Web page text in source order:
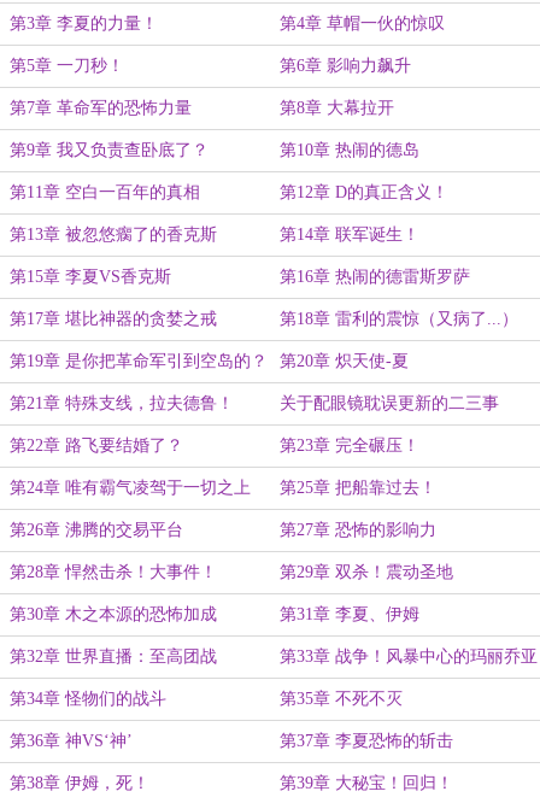
第3章 李夏的力量！ 第4章 草帽一伙的惊叹
第5章 一刀秒！ 第6章 影响力飙升
第7章 革命军的恐怖力量 第8章 大幕拉开
第9章 我又负责查卧底了？ 第10章 热闹的德岛
第11章 空白一百年的真相 第12章 D的真正含义！
第13章 被忽悠瘸了的香克斯 第14章 联军诞生！
第15章 李夏VS香克斯 第16章 热闹的德雷斯罗萨
第17章 堪比神器的贪婪之戒 第18章 雷利的震惊（又病了...）
第19章 是你把革命军引到空岛的？ 第20章 炽天使-夏
第21章 特殊支线，拉夫德鲁！ 关于配眼镜耽误更新的二三事
第22章 路飞要结婚了？ 第23章 完全碾压！
第24章 唯有霸气凌驾于一切之上 第25章 把船靠过去！
第26章 沸腾的交易平台 第27章 恐怖的影响力
第28章 悍然击杀！大事件！ 第29章 双杀！震动圣地
第30章 木之本源的恐怖加成
（6K）
第31章 李夏、伊姆
第32章 世界直播：至高团战 第33章 战争！风暴中心的玛丽乔亚
第34章 怪物们的战斗 第35章 不死不灭
第36章 神VS‘神’ 第37章 李夏恐怖的斩击
第38章 伊姆，死！ 第39章 大秘宝！回归！